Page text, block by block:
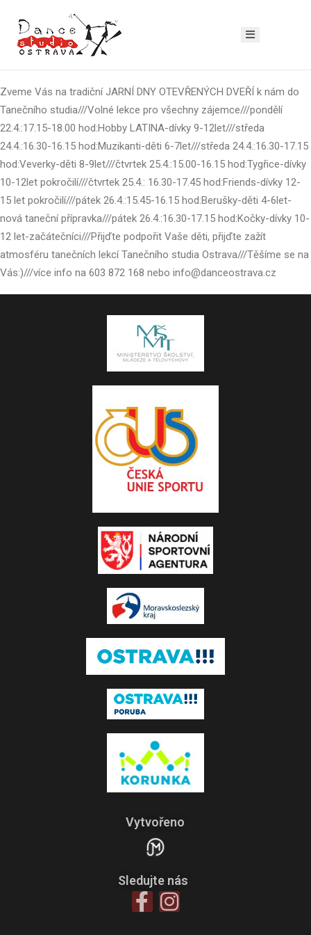
Zveme Vás na tradiční JARNÍ DNY OTEVŘENÝCH DVEŘÍ k nám do
Tanečního studia///Volné lekce pro všechny zájemce///pondělí
22.4.:17.15-18.00 hod:Hobby LATINA-dívky 9-12let///středa
24.4.:16.30-16.15 hod:Muzikanti-děti 6-7let///středa 24.4.:16.30-17.15
hod:Veverky-děti 8-9let///čtvrtek 25.4.:15.00-16.15 hod:Tygřice-dívky
10-12let pokročilí///čtvrtek 25.4.: 16.30-17.45 hod:Friends-dívky 12-
15 let pokročilí///pátek 26.4.:15.45-16.15 hod:Berušky-děti 4-6let-
nová taneční přípravka///pátek 26.4.:16.30-17.15 hod:Kočky-dívky 10-
12 let-začátečníci///Přijďte podpořit Vaše děti, přijďte zažít
atmosféru tanečních lekcí Tanečního studia Ostrava///Těšíme se na
Vás:)///více info na 603 872 168 nebo info@danceostrava.cz
Vytvořeno
Sledujte nás